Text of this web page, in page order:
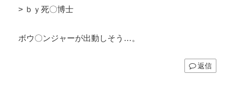
> ｂｙ死〇博士
ボウ〇ンジャーが出動しそう…。
返信